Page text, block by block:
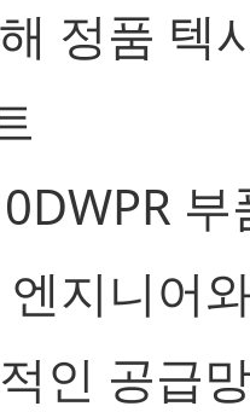
정품 텍
부
지니어
인 공급